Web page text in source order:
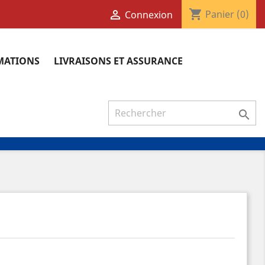
 Connexion shopping_cart Panier (0)
LIVRAISONS ET ASSURANCE
